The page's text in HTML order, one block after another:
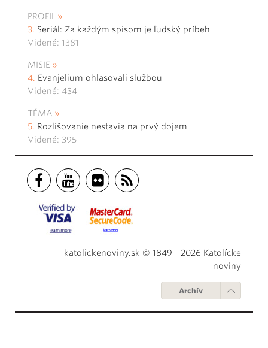
PROFIL
Seriál: Za každým spisom je ľudský príbeh
Videné: 1381
MISIE
Evanjelium ohlasovali službou
Videné: 434
TÉMA
Rozlišovanie nestavia na prvý dojem
Videné: 395
katolickenoviny.sk © 1849 - 2026 Katolícke
noviny
Archív